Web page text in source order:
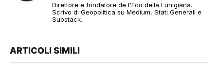
Direttore e fondatore de l'Eco della Lunigiana.
Scrivo di Geopolitica su Medium, Stati Generali e
Substack.
ARTICOLI SIMILI